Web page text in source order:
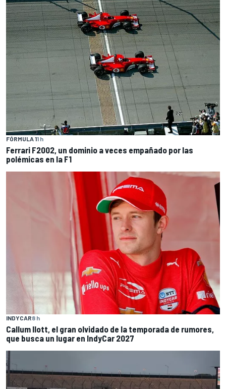
FÓRMULA 11 h
Ferrari F2002, un dominio a veces empañado por las
polémicas en la F1
INDYCAR8 h
Callum Ilott, el gran olvidado de la temporada de rumores,
que busca un lugar en IndyCar 2027